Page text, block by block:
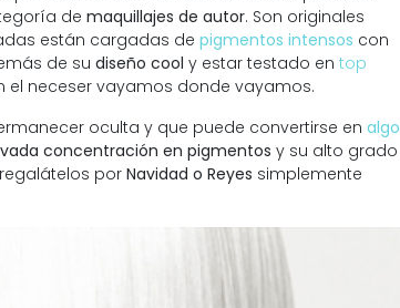
de maquillajes de autor. Son originales
están cargadas de pigmentos intensos con
de su diseño cool y estar testado en top
el neceser vayamos donde vayamos.
oculta y que puede convertirse en algo
concentración en pigmentos y su alto grado
porNavidad o Reyes simplemente